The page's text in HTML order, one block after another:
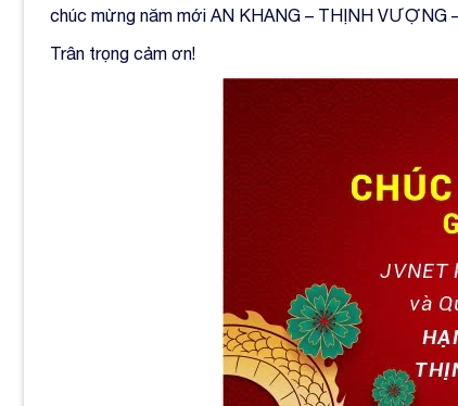
chúc mừng năm mới AN KHANG – THỊNH VƯỢNG
Trân trọng cảm ơn!